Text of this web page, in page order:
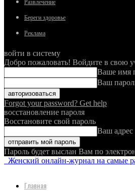
Развлечение
Береги здоровье
Реклама
войти в систему
Добро пожаловать! Войдите в свою
Ваше имя
Ваш
Forgot your password? Get help
восстановление пароля
Восстановите свой пароль
Ваш адрес
Пароль будет выслан Вам по
Женский онлайн-журнал на самые
Главная